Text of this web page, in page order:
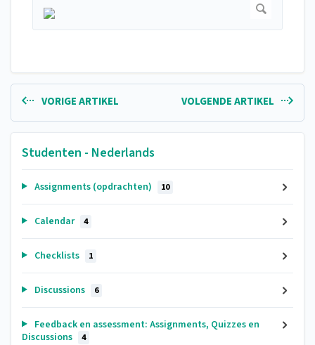
VORIGE ARTIKEL VOLGENDE ARTIKEL
Studenten - Nederlands
Assignments (opdrachten) 10
Calendar 4
Checklists 1
Discussions 6
Feedback en assessment: Assignments, Quizzes en
Discussions
4